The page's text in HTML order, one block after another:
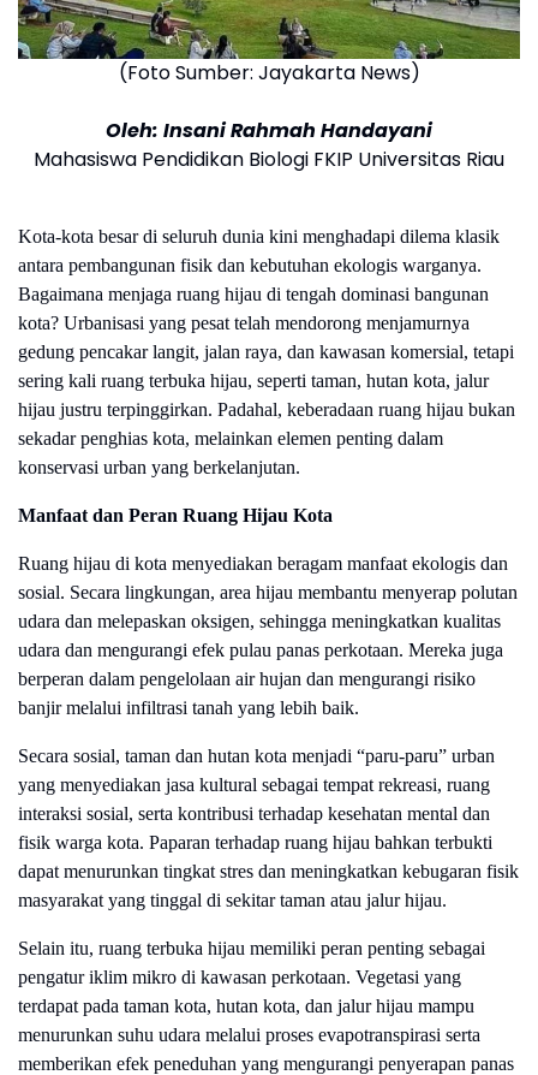
(Foto Sumber: Jayakarta News)
Oleh: Insani Rahmah Handayani
Mahasiswa Pendidikan Biologi FKIP Universitas Riau
Kota-kota besar di seluruh dunia kini menghadapi dilema klasik
antara pembangunan fisik dan kebutuhan ekologis warganya.
Bagaimana menjaga ruang hijau di tengah dominasi bangunan
kota? Urbanisasi yang pesat telah mendorong menjamurnya
gedung pencakar langit, jalan raya, dan kawasan komersial, tetapi
sering kali ruang terbuka hijau, seperti taman, hutan kota, jalur
hijau justru terpinggirkan. Padahal, keberadaan ruang hijau bukan
sekadar penghias kota, melainkan elemen penting dalam
konservasi urban yang berkelanjutan.
Manfaat dan Peran Ruang Hijau Kota
Ruang hijau di kota menyediakan beragam manfaat ekologis dan
sosial. Secara lingkungan, area hijau membantu menyerap polutan
udara dan melepaskan oksigen, sehingga meningkatkan kualitas
udara dan mengurangi efek pulau panas perkotaan. Mereka juga
berperan dalam pengelolaan air hujan dan mengurangi risiko
banjir melalui infiltrasi tanah yang lebih baik.
Secara sosial, taman dan hutan kota menjadi “paru-paru” urban
yang menyediakan jasa kultural sebagai tempat rekreasi, ruang
interaksi sosial, serta kontribusi terhadap kesehatan mental dan
fisik warga kota. Paparan terhadap ruang hijau bahkan terbukti
dapat menurunkan tingkat stres dan meningkatkan kebugaran fisik
masyarakat yang tinggal di sekitar taman atau jalur hijau.
Selain itu, ruang terbuka hijau memiliki peran penting sebagai
pengatur iklim mikro di kawasan perkotaan. Vegetasi yang
terdapat pada taman kota, hutan kota, dan jalur hijau mampu
menurunkan suhu udara melalui proses evapotranspirasi serta
memberikan efek peneduhan yang mengurangi penyerapan panas